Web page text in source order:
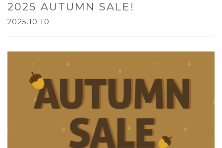
2025 AUTUMN SALE!
2025.10.10